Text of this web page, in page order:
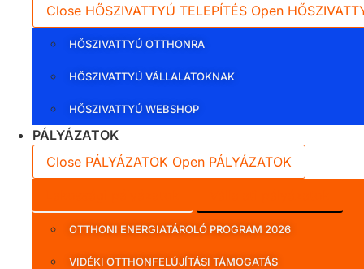
Close HŐSZIVATTYÚ TELEPÍTÉS Open
HŐSZIVATTYÚ OTTHONRA
HŐSZIVATTYÚ VÁLLALATOKNAK
HŐSZIVATTYÚ WEBSHOP
PÁLYÁZATOK
Close PÁLYÁZATOK Open PÁLYÁZATOK
OTTHONI ENERGIATÁROLÓ PROGRAM 2026
VIDÉKI OTTHONFELÚJÍTÁSI TÁMOGATÁS